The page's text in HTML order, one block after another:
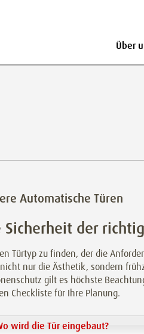
Über
Automatische Türen
Sicherheit der
Türtyp zu finden, der die
nur die Ästhetik, sondern
gilt es höchste
Checkliste für Ihre Planung.
wird die Tür eingebaut?